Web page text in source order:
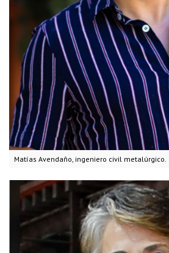
Matías Avendaño, ingeniero civil metalúrgico.